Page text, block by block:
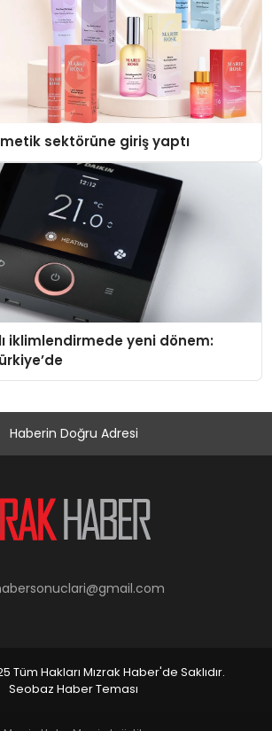
sektörüne giriş yaptı
iklimlendirmede yeni dönem:
Haberin Doğru Adresi
Tüm Hakları Mızrak Haber'de Saklıdır.
Seobaz Haber Teması